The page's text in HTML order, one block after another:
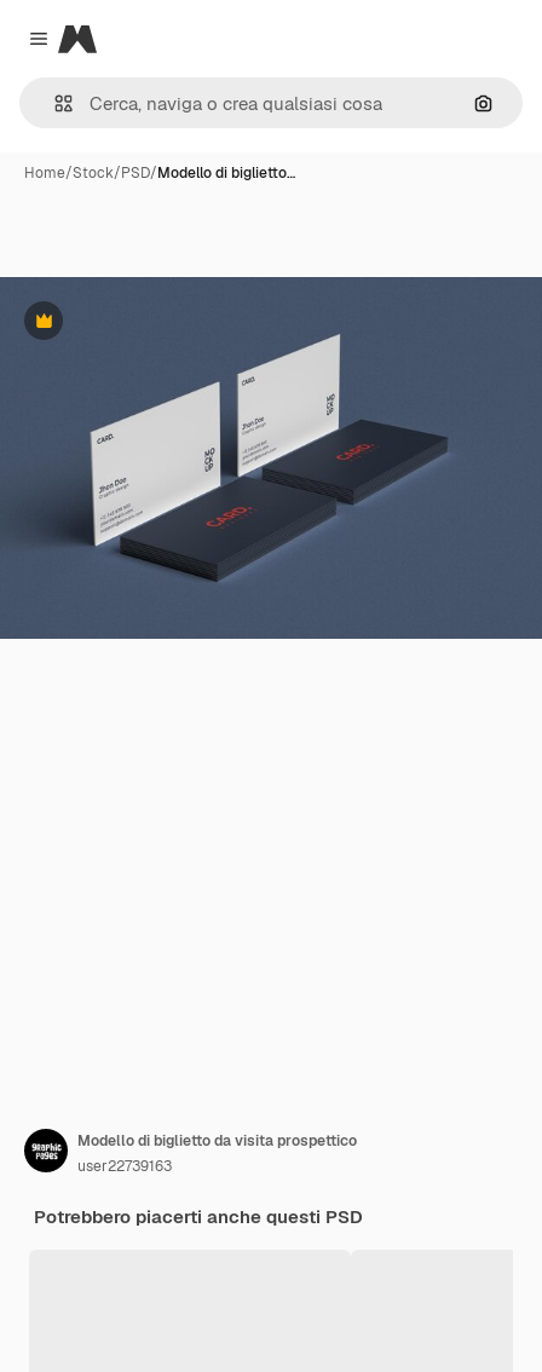
Close menu
Magnific
Cerca
Home/Stock/PSD/Modello di biglietto…
Premium
Modello di biglietto da visita prospettico
user22739163
Potrebbero piacerti anche questi PSD